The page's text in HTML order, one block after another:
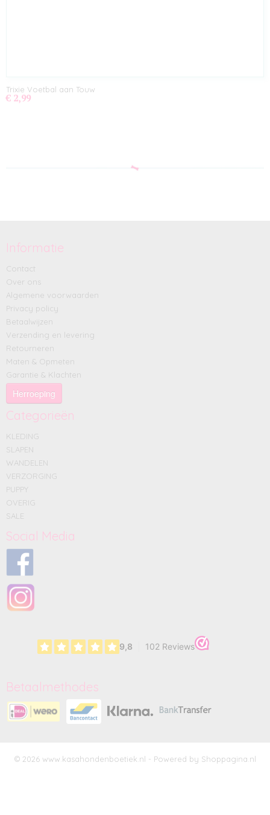
Trixie Voetbal aan Touw
€ 2,99
Informatie
Contact
Over ons
Algemene voorwaarden
Privacy policy
Betaalwijzen
Verzending en levering
Retourneren
Maten & Opmeten
Garantie & Klachten
Herroeping
Categorieën
KLEDING
SLAPEN
WANDELEN
VERZORGING
PUPPY
OVERIG
SALE
Social Media
Betaalmethodes
© 2026 www.kasahondenboetiek.nl - Powered by Shoppagina.nl